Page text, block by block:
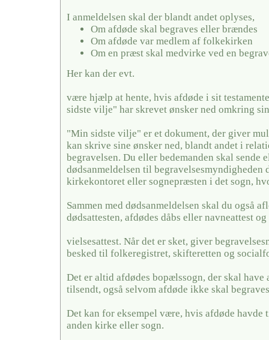
I anmeldelsen skal der blandt andet oplyses,
Om afdøde skal begraves eller brændes
Om afdøde var medlem af folkekirken
Om en præst skal medvirke ved en
Her kan der evt.
være hjælp at hente, hvis afdøde i sit
sidste vilje" har skrevet ønsker ned omkring
"Min sidste vilje" er et dokument, der giver
kan skrive sine ønsker ned, blandt andet i
begravelsen. Du eller bedemanden skal sende
dødsanmeldelsen til begravelsesmyndigheden
kirkekontoret eller sognepræsten i det sogn,
Sammen med dødsanmeldelsen skal du også
dødsattesten, afdødes dåbs eller navneattest og
vielsesattest. Når det er sket, giver
besked til folkeregistret, skifteretten og
Det er altid afdødes bopælssogn, der skal have
tilsendt, også selvom afdøde ikke skal
Det kan for eksempel være, hvis afdøde
anden kirke eller sogn.